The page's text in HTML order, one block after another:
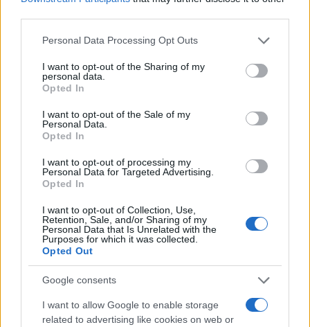
Please note that this website/app uses one or more Google
not limited to your visit or usage behaviour. You may click to
grant or deny consent to Google and its third-party tags to
use your data for below specified purposes in below Google
consent section.
Personal Data Processing Opt Outs
I want to opt-out of the Sharing of my
personal data.
Opted In
I want to opt-out of the Sale of my
Personal Data.
Opted In
I want to opt-out of processing my
Personal Data for Targeted Advertising.
Opted In
I want to opt-out of Collection, Use,
Retention, Sale, and/or Sharing of my
Personal Data that Is Unrelated with the
Purposes for which it was collected.
Opted Out
Google consents
I want to allow Google to enable storage
related to advertising like cookies on web or
νοσηρότητα της συγκεκριμένης ηλικιακής ομάδας, είπε
επίσης, κάνοντας λόγο για σταδιακή σταθεροποίηση στην
διάδοση των
κρουσμάτων. Η συντριπτική πλειοψηφία
όσων χάνουν την ζωή τους είναι ανεμβολίαστοι ή
μερικώς εμβολιασμένοι.
Η κα Παπαευαγγέλου είπε επίσης ότι δημοσιεύθηκε
σήμερα και η νέα μελέτη Λύτρα -Τσιόδρα σύμφωνα με
την οποία ο εμβολιασμός απέτρεψε 20.000 θανάτους
στην χώρα μας.